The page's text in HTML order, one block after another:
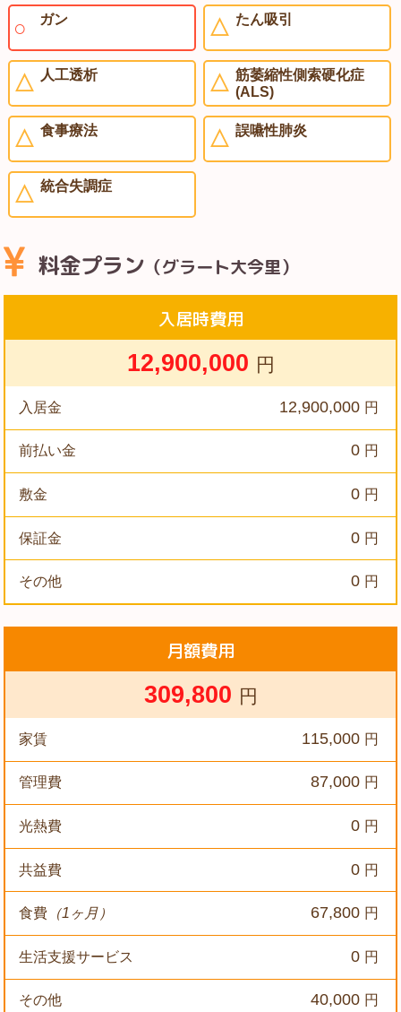
ガン たん吸引
人工透析
筋萎縮性側索硬化症
(ALS)
食事療法 誤嚥性肺炎
統合失調症
料金プラン （グラート大今里）
入居時費用
12,900,000 円
入居金 12,900,000 円
前払い金 0 円
敷金 0 円
保証金 0 円
その他 0 円
月額費用
309,800 円
家賃 115,000 円
管理費 87,000 円
光熱費 0 円
共益費 0 円
食費（1ヶ月） 67,800 円
生活支援サービス 0 円
その他 40,000 円